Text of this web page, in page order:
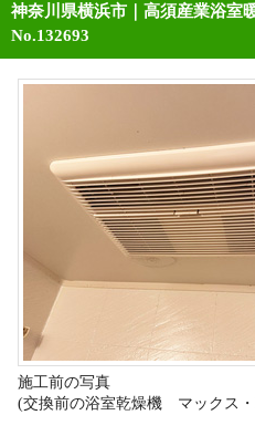
神奈川県横浜市｜高須産業浴室
No.132693
施工前の写真
(交換前の浴室乾燥機 マックス・